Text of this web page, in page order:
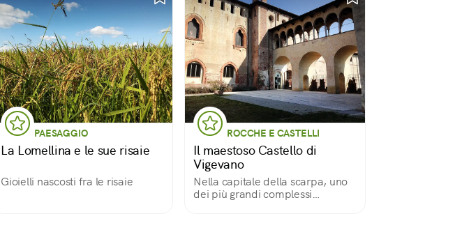
PAESAGGIO
La Lomellina e le sue risaie
Gioielli nascosti fra le risaie
ROCCHE E CASTELLI
Il maestoso Castello di
Vigevano
Nella capitale della scarpa, uno
dei più grandi complessi